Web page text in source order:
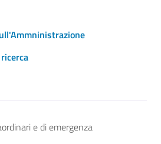
e di emergenza